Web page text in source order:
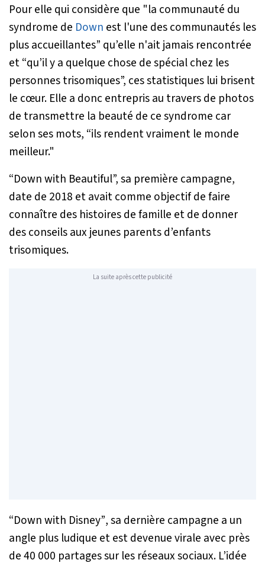
Pour elle qui considère que "la communauté du
syndrome de Down est l'une des communautés les
plus accueillantes” qu’elle n'ait jamais rencontrée
et “qu’il y a quelque chose de spécial chez les
personnes trisomiques”, ces statistiques lui brisent
le cœur. Elle a donc entrepris au travers de photos
de transmettre la beauté de ce syndrome car
selon ses mots, “ils rendent vraiment le monde
meilleur."
“Down with Beautiful”, sa première campagne,
date de 2018 et avait comme objectif de faire
connaître des histoires de famille et de donner
des conseils aux jeunes parents d’enfants
trisomiques.
La suite après cette publicité
“Down with Disney”, sa dernière campagne a un
angle plus ludique et est devenue virale avec près
de 40 000 partages sur les réseaux sociaux. L’idée